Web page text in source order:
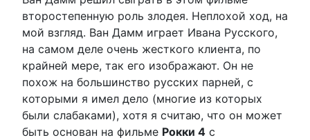
второстепенную роль злодея. Неплохой ход, на
мой взгляд. Ван Дамм играет Ивана Русского,
на самом деле очень жесткого клиента, по
крайней мере, так его изображают. Он не
похож на большинство русских парней, с
которыми я имел дело (многие из которых
были слабаками), хотя я считаю, что он может
быть основан на фильме Рокки 4 с